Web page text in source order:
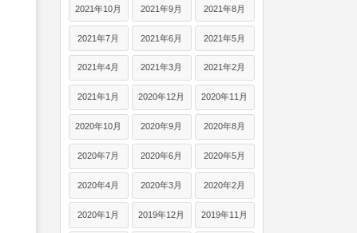
2021年10月 2021年9月 2021年8月
2021年7月 2021年6月 2021年5月
2021年4月 2021年3月 2021年2月
2021年1月 2020年12月 2020年11月
2020年10月 2020年9月 2020年8月
2020年7月 2020年6月 2020年5月
2020年4月 2020年3月 2020年2月
2020年1月 2019年12月 2019年11月